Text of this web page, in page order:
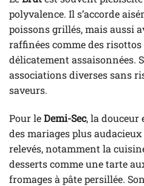
polyvalence. Il s’accorde
poissons grillés, mais aussi
raffinées comme des
délicatement assaisonnées.
associations diverses sans
saveurs.
Pour leDemi-Sec, la douceur
des mariages plus
relevés, notamment la
desserts comme une tarte
fromages à pâte persillée.